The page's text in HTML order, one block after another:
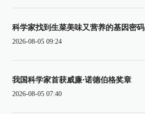
科学家找到生菜美味又营养的基因密码
2026-08-05 09:24
我国科学家首获威廉·诺德伯格奖章
2026-08-05 07:40